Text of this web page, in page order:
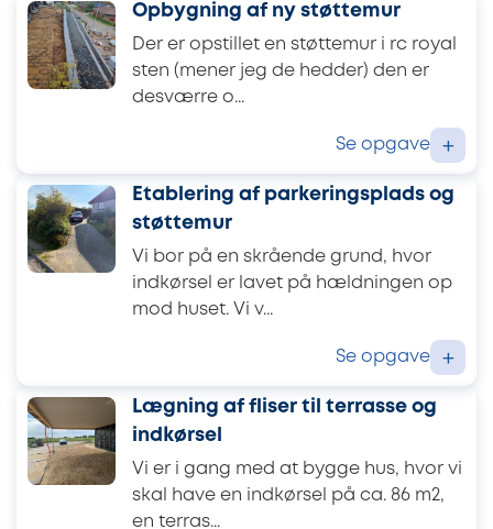
Opbygning af ny støttemur
Der er opstillet en støttemur i rc royal
sten (mener jeg de hedder) den er
desværre o...
Se opgave +
Etablering af parkeringsplads og
støttemur
Vi bor på en skrående grund, hvor
indkørsel er lavet på hældningen op
mod huset. Vi v...
Se opgave +
Lægning af fliser til terrasse og
indkørsel
Vi er i gang med at bygge hus, hvor vi
skal have en indkørsel på ca. 86 m2,
en terras...